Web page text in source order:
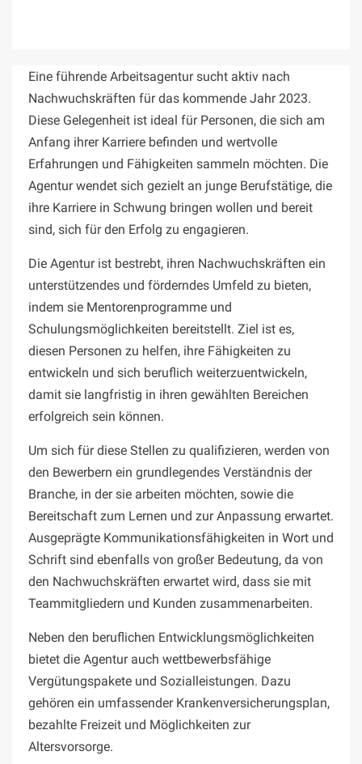
Eine führende Arbeitsagentur sucht aktiv nach
Nachwuchskräften für das kommende Jahr 2023.
Diese Gelegenheit ist ideal für Personen, die sich am
Anfang ihrer Karriere befinden und wertvolle
Erfahrungen und Fähigkeiten sammeln möchten. Die
Agentur wendet sich gezielt an junge Berufstätige, die
ihre Karriere in Schwung bringen wollen und bereit
sind, sich für den Erfolg zu engagieren.
Die Agentur ist bestrebt, ihren Nachwuchskräften ein
unterstützendes und förderndes Umfeld zu bieten,
indem sie Mentorenprogramme und
Schulungsmöglichkeiten bereitstellt. Ziel ist es,
diesen Personen zu helfen, ihre Fähigkeiten zu
entwickeln und sich beruflich weiterzuentwickeln,
damit sie langfristig in ihren gewählten Bereichen
erfolgreich sein können.
Um sich für diese Stellen zu qualifizieren, werden von
den Bewerbern ein grundlegendes Verständnis der
Branche, in der sie arbeiten möchten, sowie die
Bereitschaft zum Lernen und zur Anpassung erwartet.
Ausgeprägte Kommunikationsfähigkeiten in Wort und
Schrift sind ebenfalls von großer Bedeutung, da von
den Nachwuchskräften erwartet wird, dass sie mit
Teammitgliedern und Kunden zusammenarbeiten.
Neben den beruflichen Entwicklungsmöglichkeiten
bietet die Agentur auch wettbewerbsfähige
Vergütungspakete und Sozialleistungen. Dazu
gehören ein umfassender Krankenversicherungsplan,
bezahlte Freizeit und Möglichkeiten zur
Altersvorsorge.